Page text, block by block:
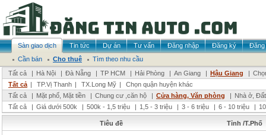
Sàn giao dịch Tin tức Dự án Tư vấn Đăng nhập Đăng ký
Đăng
Cần bán
Cho thuê
Tìm theo nhu cầu
Tất cả
| Hà Nội | Đà Nẵng | TP HCM | Hải Phòng | An Giang | Hậu Giang |
Tất cả | TP.Vị Thanh | TX.Long Mỹ |
Chọn quận huyện khác
Tất cả
| Mặt phố, Mặt tiền | Chung cư ,căn hộ | Cửa hàng, Văn phòng | Nhà ở,
Tất cả
| Giá dưới 500k | 500k - 1,5 triệu | 1,5 - 3 triệu | 3 - 6 triệu | 6 - 10 triệu |
Tiêu đề Tỉnh /T.Phố